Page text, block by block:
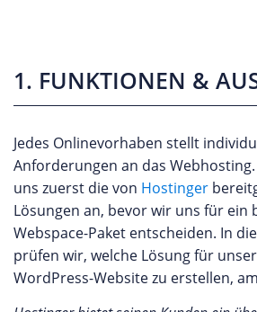
1. FUNKTIONEN &
Jedes Onlinevorhaben stellt
Anforderungen an das
uns zuerst die von Hostinger
Lösungen an, bevor wir uns für ein
Webspace-Paket entscheiden. In
prüfen wir, welche Lösung für
WordPress-Website zu erstellen,